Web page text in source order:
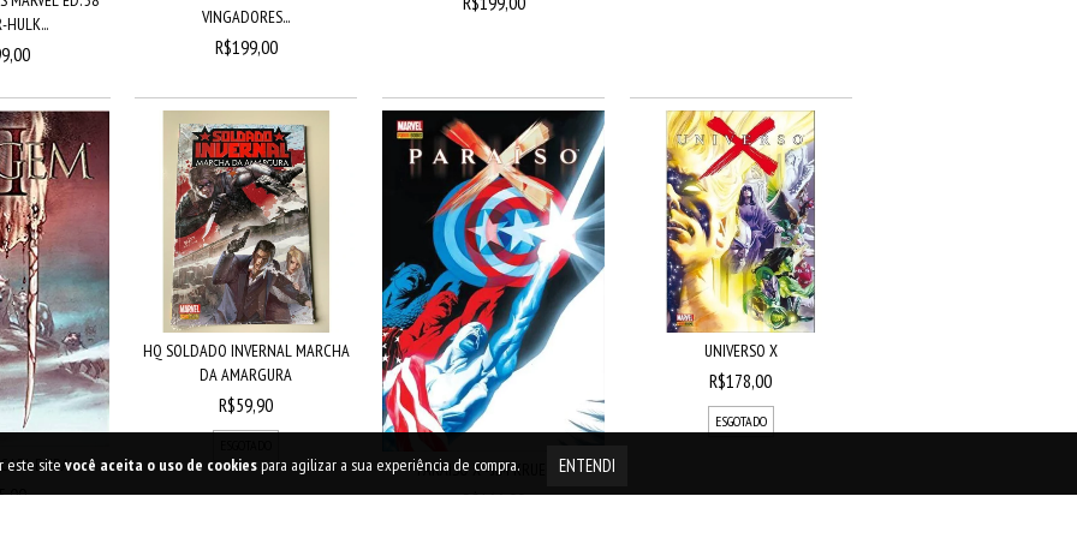
este site você aceita o uso de cookiespara agilizar a sua experiência de compra. ENTENDI
HULK...
VINGADORES...
R$199,00
DURA
HQ SOLDADO INVERNAL MARCHA
DA AMARGURA
R$59,90
PARAISO X - JIM KRUEGER
R$166,00
UNIVERSO X
R$178,00
ESGOTADO